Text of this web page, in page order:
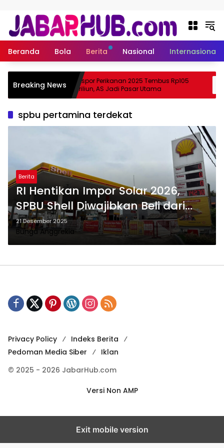
Beranda Bola Berita Nasional Internasional
Breaking News
Suzuki?
Ekspor Perikanan 2025 Tembus Rp105
Triliun, AS Jadi Pasar Utama
spbu pertamina terdekat
Berita
RI Hentikan Impor Solar 2026,
SPBU Shell Diwajibkan Beli dari
Kilang Lokal
21 Desember 2025
Bunga Anggrekia
Privacy Policy
Indeks Berita
Pedoman Media Siber
Iklan
© 2025 - 2026 JabarHub.com
Versi Non AMP
Exit mobile version